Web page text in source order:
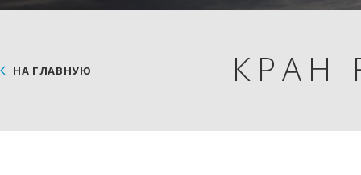
КРАН
НА ГЛАВНУЮ